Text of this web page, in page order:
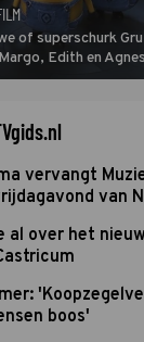
of superschurk
Edith en
op dat pad weet
vervangt
van
al over het
boos'